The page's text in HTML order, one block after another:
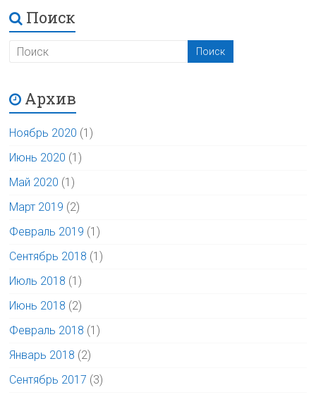
Поиск
Архив
Ноябрь 2020 (1)
Июнь 2020 (1)
Май 2020 (1)
Март 2019 (2)
Февраль 2019 (1)
Сентябрь 2018 (1)
Июль 2018 (1)
Июнь 2018 (2)
Февраль 2018 (1)
Январь 2018 (2)
Сентябрь 2017 (3)